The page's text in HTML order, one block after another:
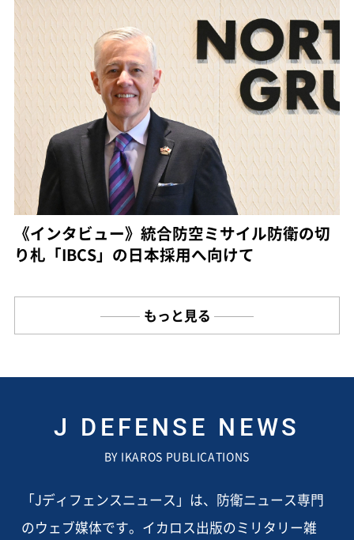
《インタビュー》統合防空ミサイル防衛の切
り札「IBCS」の日本採用へ向けて
もっと見る
J DEFENSE NEWS
BY IKAROS PUBLICATIONS
「Jディフェンスニュース」は、防衛ニュース専門
のウェブ媒体です。イカロス出版のミリタリー雑